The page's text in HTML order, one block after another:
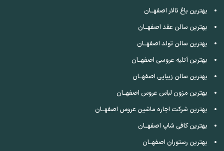
بهترین باغ تالار اصفهــان
بهترین سالن عقد اصفهــان
بهترین سالن تولد اصفهــان
بهترین آتلیه عروسی اصفهــان
بهترین سالن زیبایی اصفهــان
بهترین مزون لباس عروس اصفهــان
بهترین شرکت اجاره ماشین عروس اصفهــان
بهترین کافی شاپ اصفهــان
بهترین رستوران اصفهــان